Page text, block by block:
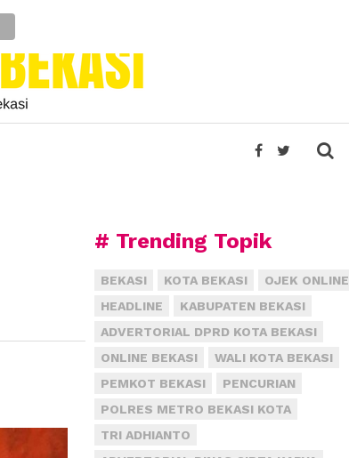
# Trending Topik
BEKASI KOTA BEKASI
OJEK ONLINE
HEADLINE
KABUPATEN BEKASI
ADVERTORIAL DPRD KOTA BEKASI
ONLINE BEKASI
WALI KOTA BEKASI
PEMKOT BEKASI
PENCURIAN
POLRES METRO BEKASI KOTA
TRI ADHIANTO